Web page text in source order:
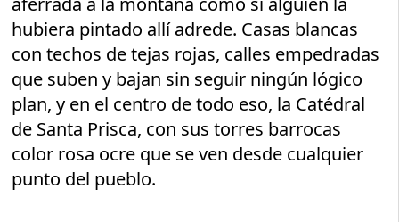
hubiera pintado allí adrede. Casas blancas
con techos de tejas rojas, calles empedradas
que suben y bajan sin seguir ningún lógico
plan, y en el centro de todo eso, la Catédral
de Santa Prisca, con sus torres barrocas
color rosa ocre que se ven desde cualquier
punto del pueblo.